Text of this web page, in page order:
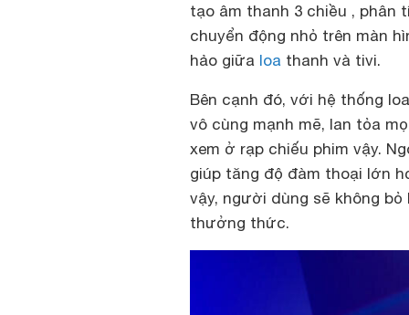
tạo âm thanh 3 chiều , phân
chuyển động nhỏ trên màn
hảo giữa loa thanh và tivi.
Bên cạnh đó, với hệ thống
vô cùng mạnh mẽ, lan tỏa
xem ở rạp chiếu phim vậy.
giúp tăng độ đàm thoại lớn
vậy, người dùng sẽ không
thưởng thức.